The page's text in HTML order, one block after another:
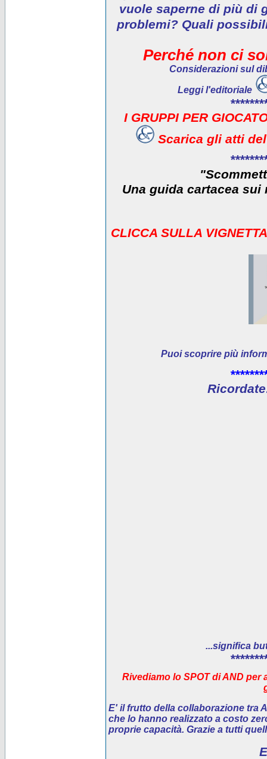
vuole saperne di più di
problemi? Quali
Perché non ci
Considerazioni sul
Leggi l'editoriale
I GRUPPI PER
Scarica gli atti
Una guida cartacea
CLICCA SULLA
Puoi scoprire più
...significa
Rivediamo lo SPOT di AND
E' ilfrutto della collaborazione tra
che lo hanno realizzato a costo
proprie capacità. Grazie a tutti